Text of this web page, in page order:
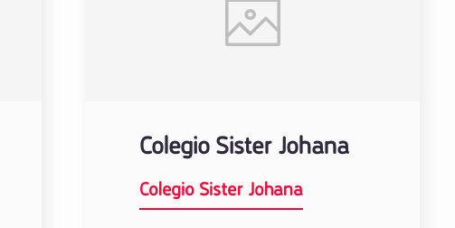
Colegio Sister Johana
Colegio Sister Johana